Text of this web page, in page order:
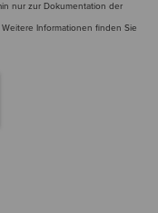
nur zur Dokumentation der
Informationen finden Sie